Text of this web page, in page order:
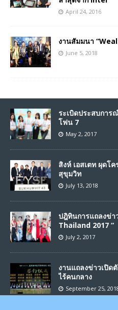
April 24, 2016
งานสัมมนา
June 5, 2018
ระเบิดประสบกา
โฟน 7
May 2, 2017
สิงห์ เอสเตท ผุดโ
สุขุมวิท
July 13, 2018
ปฎิทินการแถลงข่
Thailand 2017 “
July 2, 2017
งานแถลงข่าวเปิด
ไร้คนกลาง
September 25,